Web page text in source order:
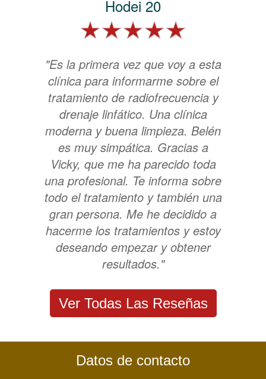
Hodei 20
"Es la primera vez que voy a esta
clínica para informarme sobre el
tratamiento de radiofrecuencia y
drenaje linfático. Una clínica
moderna y buena limpieza. Belén
es muy simpática. Gracias a
Vicky, que me ha parecido toda
una profesional. Te informa sobre
todo el tratamiento y también una
gran persona. Me he decidido a
hacerme los tratamientos y estoy
deseando empezar y obtener
resultados."
Ver Todas Las Reseñas
Datos de contacto